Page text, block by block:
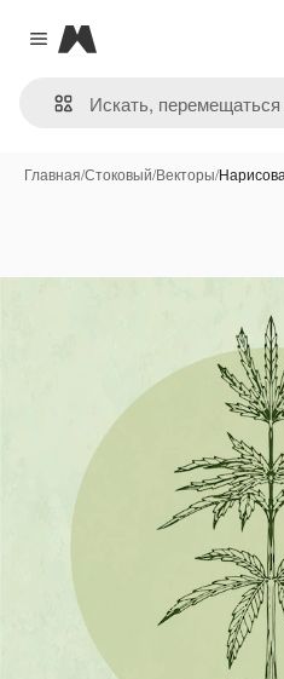
Close menu
Magnific
Главная/Стоковый/Векторы/